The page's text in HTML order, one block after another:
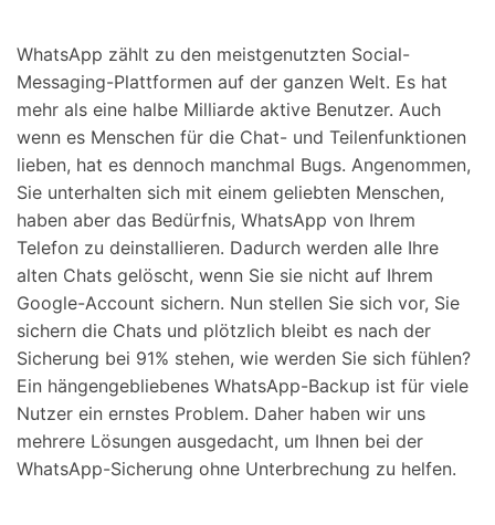
WhatsApp zählt zu den meistgenutzten Social-
Messaging-Plattformen auf der ganzen Welt. Es hat
mehr als eine halbe Milliarde aktive Benutzer. Auch
wenn es Menschen für die Chat- und Teilenfunktionen
lieben, hat es dennoch manchmal Bugs. Angenommen,
Sie unterhalten sich mit einem geliebten Menschen,
haben aber das Bedürfnis, WhatsApp von Ihrem
Telefon zu deinstallieren. Dadurch werden alle Ihre
alten Chats gelöscht, wenn Sie sie nicht auf Ihrem
Google-Account sichern. Nun stellen Sie sich vor, Sie
sichern die Chats und plötzlich bleibt es nach der
Sicherung bei 91% stehen, wie werden Sie sich fühlen?
Ein hängengebliebenes WhatsApp-Backup ist für viele
Nutzer ein ernstes Problem. Daher haben wir uns
mehrere Lösungen ausgedacht, um Ihnen bei der
WhatsApp-Sicherung ohne Unterbrechung zu helfen.